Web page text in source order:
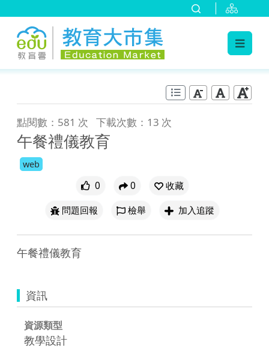
點閱數：581 次 下載次數：13 次
午餐禮儀教育
web
0 0
收藏
問題回報
檢舉 加入追蹤
午餐禮儀教育
資訊
資源類型
教學設計